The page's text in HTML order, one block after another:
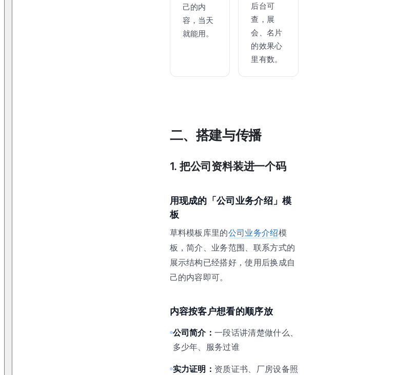
己的内
容，当天
就能用。
后台可
查，展
会、名片
的效果心
里有数。
二、搭建与传播
1. 把公司资料装进一个码
用现成的「公司业务介绍」模
板
草料模板库里的公司业务介绍模
板，简介、业务范围、联系方式的
展示结构已经搭好，使用后换成自
己的内容即可。
内容按客户想看的顺序放
公司简介：一段话讲清楚做什么、
多少年、服务过谁
实力证明： 资质证书、厂房设备照